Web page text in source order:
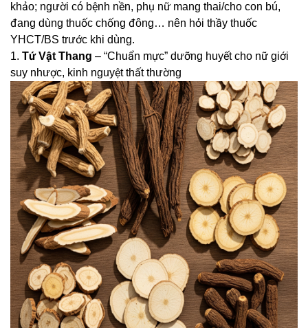
khảo; người có bệnh nền, phụ nữ mang thai/cho con bú,
đang dùng thuốc chống đông… nên hỏi thầy thuốc
YHCT/BS trước khi dùng.
1. Tứ Vật Thang – “Chuẩn mực” dưỡng huyết cho nữ giới
suy nhược, kinh nguyệt thất thường